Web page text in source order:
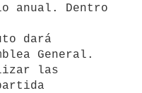
anual. Dentro
dará
General.
las